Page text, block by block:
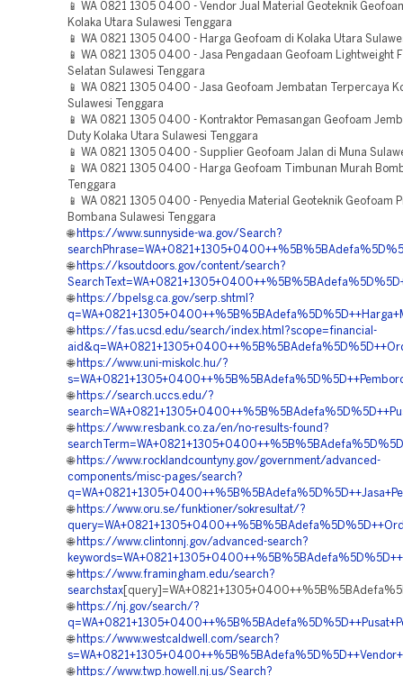
📱 WA 0821 1305 0400 - Vendor Jual Material Geoteknik
Kolaka Utara Sulawesi Tenggara
📱 WA 0821 1305 0400 - Harga Geofoam di Kolaka Utara
📱 WA 0821 1305 0400 - Jasa Pengadaan Geofoam Lightweight
Selatan Sulawesi Tenggara
📱 WA 0821 1305 0400 - Jasa Geofoam Jembatan Terpercaya
Sulawesi Tenggara
📱 WA 0821 1305 0400 - Kontraktor Pemasangan Geofoam
Duty Kolaka Utara Sulawesi Tenggara
📱 WA 0821 1305 0400 - Supplier Geofoam Jalan di Muna
📱 WA 0821 1305 0400 - Harga Geofoam Timbunan Murah
Tenggara
📱 WA 0821 1305 0400 - Penyedia Material Geoteknik Geofoam
Bombana Sulawesi Tenggara
🌐 https://www.sunnyside-wa.gov/Search?
🌐 https://ksoutdoors.gov/content/search?
🌐 https://bpelsg.ca.gov/serp.shtml?
🌐 https://fas.ucsd.edu/search/index.html?scope=financial-
🌐 https://www.uni-miskolc.hu/?
🌐 https://search.uccs.edu/?
🌐 https://www.resbank.co.za/en/no-results-found?
🌐 https://www.rocklandcountyny.gov/government/advanced-
components/misc-pages/search?
🌐 https://www.oru.se/funktioner/sokresultat/?
🌐 https://www.clintonnj.gov/advanced-search?
🌐 https://www.framingham.edu/search?
searchstax
🌐 https://nj.gov/search/?
🌐 https://www.westcaldwell.com/search?
🌐 https://www.twp.howell.nj.us/Search?